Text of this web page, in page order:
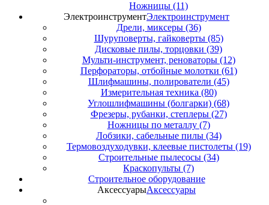
Ножницы (11)
ЭлектроинструментЭлектроинструмент
Дрели, миксеры (36)
Шуруповерты, гайковерты (85)
Дисковые пилы, торцовки (39)
Мульти-инструмент, реноваторы (12)
Перфораторы, отбойные молотки (61)
Шлифмашины, полирователи (45)
Измерительная техника (80)
Углошлифмашины (болгарки) (68)
Фрезеры, рубанки, степлеры (27)
Ножницы по металлу (7)
Лобзики, сабельные пилы (34)
Термовоздуходувки, клеевые пистолеты (19)
Строительные пылесосы (34)
Краскопульты (7)
Строительное оборудование
АксессуарыАксессуары